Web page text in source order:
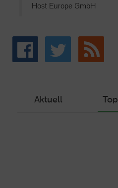
Host Europe GmbH
Aktuell Top